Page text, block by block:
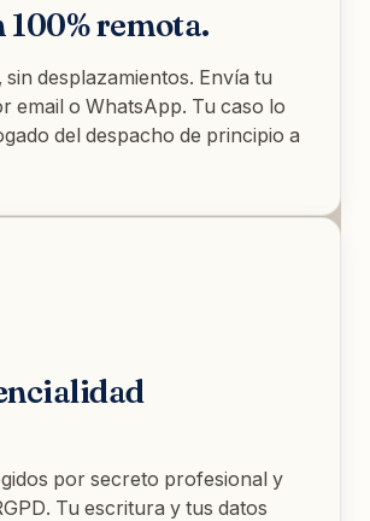
100% remota.
sin desplazamientos. Envía tu
email o WhatsApp. Tu caso lo
del despacho de principio a
por secreto profesional y
Tu escritura y tus datos